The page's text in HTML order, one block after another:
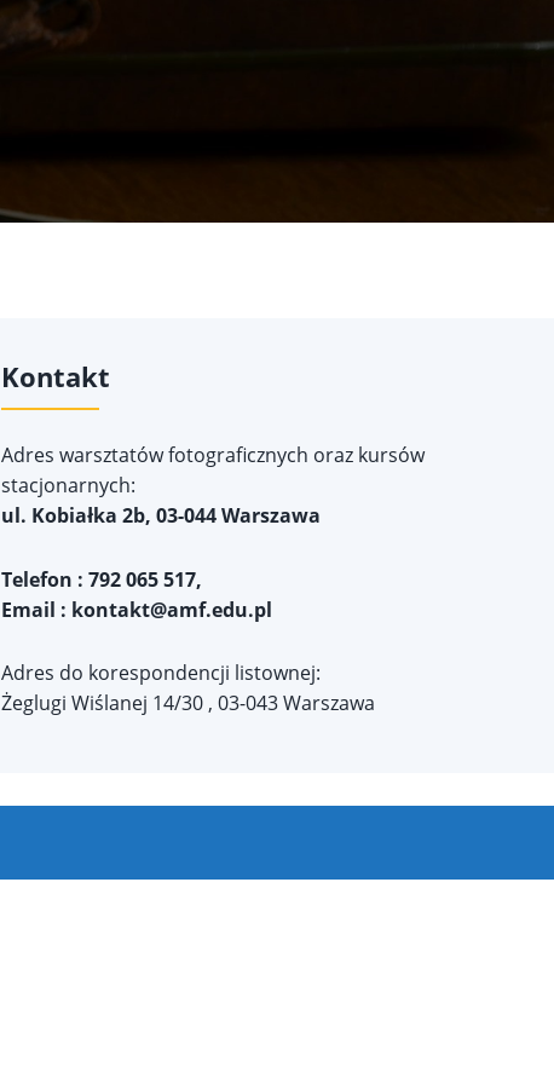
Kontakt
Adres warsztatów fotograficznych oraz kursów
stacjonarnych:
ul. Kobiałka 2b, 03-044 Warszawa
Telefon : 792 065 517,
Email : kontakt@amf.edu.pl
Adres do korespondencji listownej:
Żeglugi Wiślanej 14/30 , 03-043 Warszawa